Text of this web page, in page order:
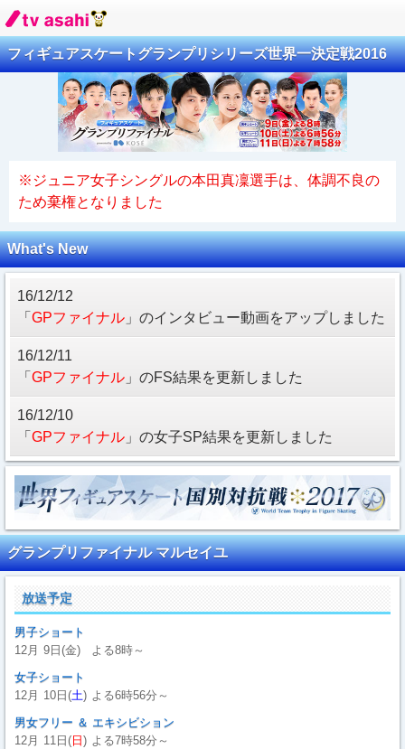
フィギュアスケートグランプリシリーズ世界一決定戦2016
※ジュニア女子シングルの本田真凜選手は、体調不良の
ため棄権となりました
What's New
16/12/12
「 GPファイナル 」のインタビュー動画をアップしました
16/12/11
「 GPファイナル 」のFS結果を更新しました
16/12/10
「 GPファイナル 」の女子SP結果を更新しました
グランプリファイナル マルセイユ
放送予定
男子ショート
12月 9日(金)
よる8時～
女子ショート
12月
10日(土) よる6時56分～
男女フリー ＆ エキシビション
12月
11日( 日 ) よる7時58分～